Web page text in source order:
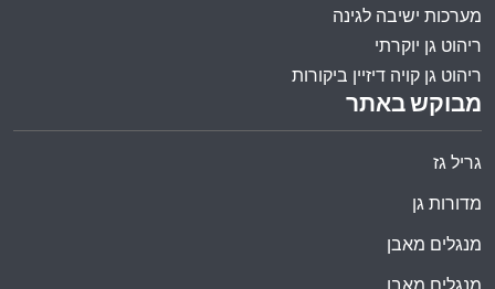
מבוקש באתר
גריל גז
מדורות גן
מנגלים מאבן
מערכות ישיבה לגינה
ריהוט גן יוקרתי
ריהוט גן קויה דיזיין ביקורות